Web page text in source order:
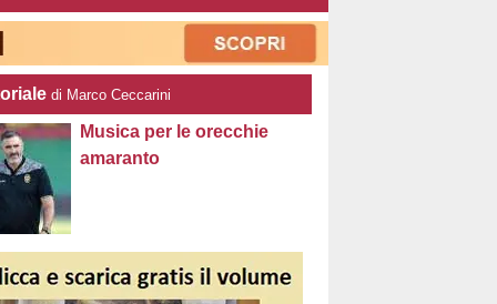
di Marco Ceccarini
Musica per le orecchie
amaranto